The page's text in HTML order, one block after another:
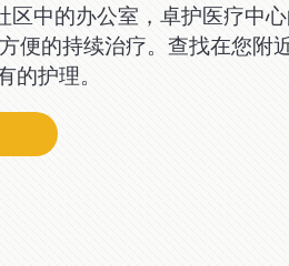
区中的办公室，卓护医疗中
便的持续治疗。查找在您附
的护理。